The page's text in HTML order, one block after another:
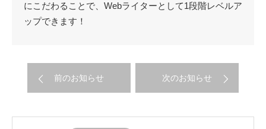
にこだわることで、Webライターとして1段階レベルア
ップできます！
前のお知らせ 次のお知らせ